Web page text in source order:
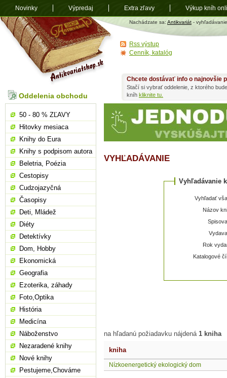
Antikvariát
shop.sk
Nachádzate sa: Antikvariát - vyhľadávanie
VYHĽADÁVANIE
Vyhľadávanie
Vyhľadať
Názov
Rok
Katalogové
na hľadanú požiadavku nájdená 1 kniha
kniha
Nízkoenergetický ekologický dom
Chcete dostávať info o najnovšie
Stačí si vybrať oddelenie, z ktorého
kníh kliknite tu.
Oddelenia obchodu
50 - 80 % ZĽAVY
Hitovky mesiaca
Knihy do Eura
Knihy s podpisom autora
Beletria, Poézia
Cestopisy
Cudzojazyčná
Časopisy
Deti, Mládež
Diéty
Detektívky
Dom, Hobby
Ekonomická
Geografia
Ezoterika, záhady
Foto,Optika
História
Medicína
Náboženstvo
Nezaradené knihy
Nové knihy
Pestujeme,Chováme
Rss výstup
Cenník, katalóg
Novinky Výpredaj Extra zľavy Výkup kníh